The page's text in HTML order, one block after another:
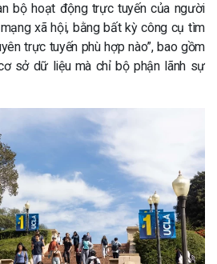
bộ hoạt động trực tuyến của người
xã hội, bằng bất kỳ công cụ tìm
trực tuyến phù hợp nào”, bao gồm
sở dữ liệu mà chỉ bộ phận lãnh sự